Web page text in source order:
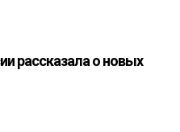
рассказала о новых